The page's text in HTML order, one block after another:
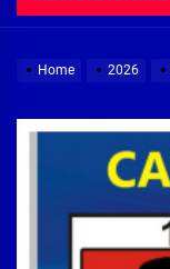
Home 2026